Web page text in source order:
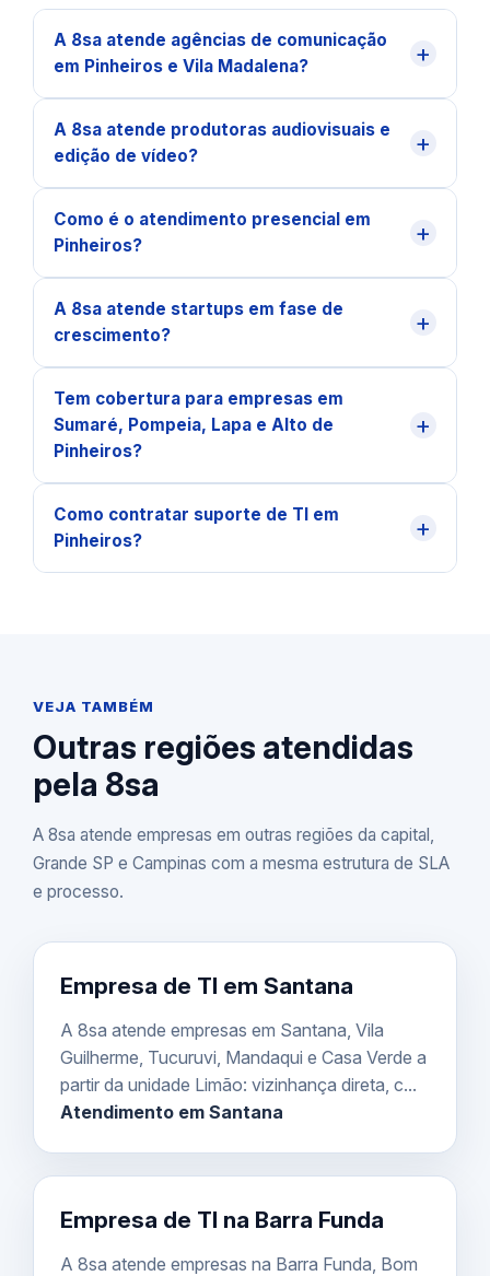
A 8sa atende agências de comunicação
em Pinheiros e Vila Madalena?
+
A 8sa atende produtoras audiovisuais e
edição de vídeo?
+
Como é o atendimento presencial em
Pinheiros?
+
A 8sa atende startups em fase de
crescimento?
+
Tem cobertura para empresas em
Sumaré, Pompeia, Lapa e Alto de
Pinheiros?
+
Como contratar suporte de TI em
Pinheiros?
+
VEJA TAMBÉM
Outras regiões atendidas
pela 8sa
A 8sa atende empresas em outras regiões da capital,
Grande SP e Campinas com a mesma estrutura de SLA
e processo.
Empresa de TI em Santana
A 8sa atende empresas em Santana, Vila
Guilherme, Tucuruvi, Mandaqui e Casa Verde a
partir da unidade Limão: vizinhança direta, c...
Atendimento em Santana
Empresa de TI na Barra Funda
A 8sa atende empresas na Barra Funda, Bom